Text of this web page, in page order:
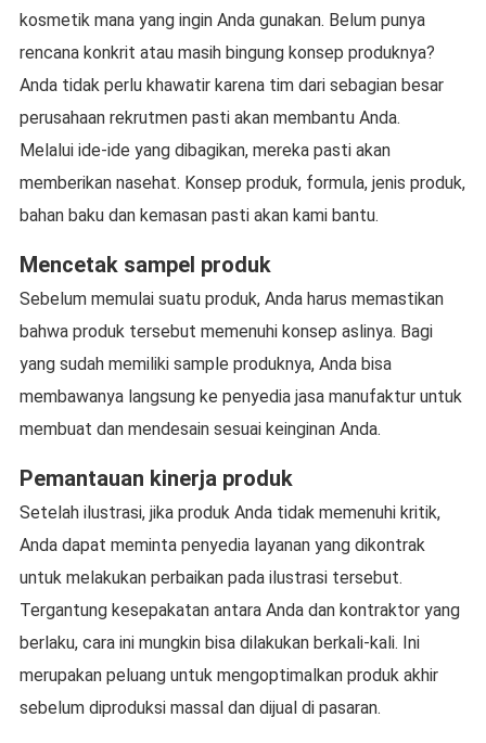
kosmetik mana yang ingin Anda gunakan. Belum punya
rencana konkrit atau masih bingung konsep produknya?
Anda tidak perlu khawatir karena tim dari sebagian besar
perusahaan rekrutmen pasti akan membantu Anda.
Melalui ide-ide yang dibagikan, mereka pasti akan
memberikan nasehat. Konsep produk, formula, jenis produk,
bahan baku dan kemasan pasti akan kami bantu.
Mencetak sampel produk
Sebelum memulai suatu produk, Anda harus memastikan
bahwa produk tersebut memenuhi konsep aslinya. Bagi
yang sudah memiliki sample produknya, Anda bisa
membawanya langsung ke penyedia jasa manufaktur untuk
membuat dan mendesain sesuai keinginan Anda.
Pemantauan kinerja produk
Setelah ilustrasi, jika produk Anda tidak memenuhi kritik,
Anda dapat meminta penyedia layanan yang dikontrak
untuk melakukan perbaikan pada ilustrasi tersebut.
Tergantung kesepakatan antara Anda dan kontraktor yang
berlaku, cara ini mungkin bisa dilakukan berkali-kali. Ini
merupakan peluang untuk mengoptimalkan produk akhir
sebelum diproduksi massal dan dijual di pasaran.